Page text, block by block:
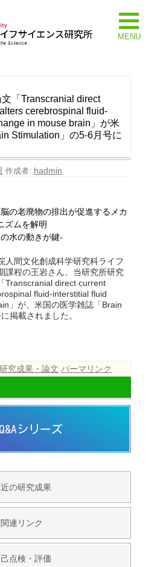
「Transcranial direct
cerebrospinal fluid-
in mouse brain」が米
Stimulation」の5-6月号に
作成者: hadmin
の老廃物の排出が促進するメカ
ズムを解明
水の動きが鍵-
人間文化創成科学研究科ライフ
課程の王岩さん、当研究所研究
Transcranial direct current
fluid-interstitial fluid
」が、米国の医学雑誌「Brain
掲載されました。
研究成果・論文 パーマリンク
シリーズ
MENU